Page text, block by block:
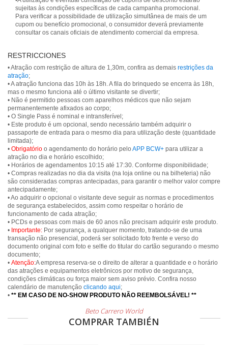
sujeitas às condições específicas de cada campanha promocional.
Para verificar a possibilidade de utilização simultânea de mais de um
cupom ou benefício promocional, o consumidor deverá previamente
consultar os canais oficiais de atendimento comercial da empresa.
RESTRICCIONES
• Atração com restrição de altura de 1,30m, confira as demais restrições da
atração;
• A atração funciona das 10h às 18h. A fila do brinquedo se encerra às 18h,
mas o mesmo funciona até o último visitante se divertir;
• Não é permitido pessoas com aparelhos médicos que não sejam
permanentemente afixados ao corpo;
• O Single Pass é nominal e intransferível;
• Este produto é um opcional, sendo necessário também adquirir o
passaporte de entrada para o mesmo dia para utilização deste (quantidade
limitada);
• Obrigatório o agendamento do horário pelo APP BCW+ para utilizar a
atração no dia e horário escolhido;
• Horários de agendamentos 10:15 até 17:30. Conforme disponibilidade;
• Compras realizadas no dia da visita (na loja online ou na bilheteria) não
são consideradas compras antecipadas, para garantir o melhor valor compre
antecipadamente;
• Ao adquirir o opcional o visitante deve seguir as normas e procedimentos
de segurança estabelecidos, assim como respeitar o horário de
funcionamento de cada atração;
• PCDs e pessoas com mais de 60 anos não precisam adquirir este produto.
• Importante: Por segurança, a qualquer momento, tratando-se de uma
transação não presencial, poderá ser solicitado foto frente e verso do
documento original com foto e selfie do titular do cartão segurando o mesmo
documento;
• Atenção:A empresa reserva-se o direito de alterar a quantidade e o horário
das atrações e equipamentos eletrônicos por motivo de segurança,
condições climáticas ou força maior sem aviso prévio. Confira nosso
calendário de manutenção clicando aqui;
• ** EM CASO DE NO-SHOW PRODUTO NÃO REEMBOLSÁVEL! **
Beto Carrero World
COMPRAR TAMBIÉN